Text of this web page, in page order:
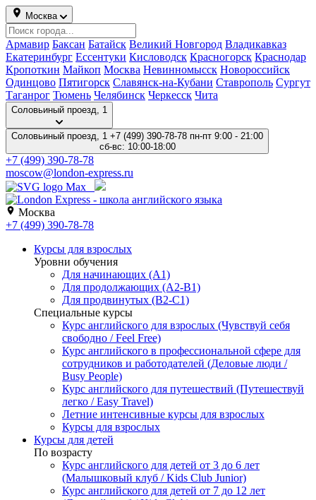
Москва
Армавир Баксан Батайск Великий Новгород Владикавказ
Екатеринбург Ессентуки Кисловодск Красногорск Краснодар
Кропоткин Майкоп Москва Невинномысск Новороссийск
Одинцово Пятигорск Славянск-на-Кубани Ставрополь Сургут
Таганрог Тюмень Челябинск Черкесск Чита
Соловьиный проезд, 1
Соловьиный проезд, 1 +7 (499) 390-78-78 пн-пт 9:00 - 21:00
сб-вс: 10:00-18:00
+7 (499) 390-78-78
moscow@london-express.ru
Москва
+7 (499) 390-78-78
Курсы для взрослых
Уровни обучения
Для начинающих (A1)
Для продолжающих (A2-B1)
Для продвинутых (B2-C1)
Специальные курсы
Курс английского для взрослых (Чувствуй себя
свободно / Feel Free)
Курс английского в профессиональной сфере для
сотрудников и работодателей (Деловые люди /
Busy People)
Курс английского для путешествий (Путешествуй
легко / Easy Travel)
Летние интенсивные курсы для взрослых
Курсы для взрослых
Курсы для детей
По возрасту
Курс английского для детей от 3 до 6 лет
(Малышковый клуб / Kids Club Junior)
Курс английского для детей от 7 до 12 лет